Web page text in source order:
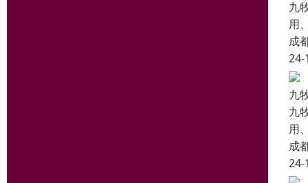
九
用
成
24-
九
九
用
成
24-